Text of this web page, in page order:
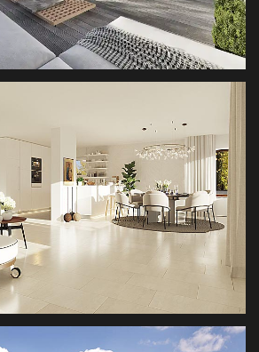
3D VISUALISIERUNG